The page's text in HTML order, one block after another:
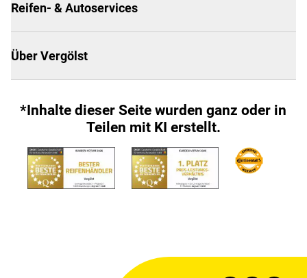
Reifen- & Autoservices
Über Vergölst
*Inhalte dieser Seite wurden ganz oder in
Teilen mit KI erstellt.